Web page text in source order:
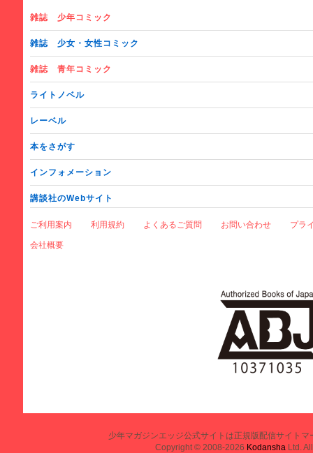
雑誌 少年コミック
雑誌 少女・女性コミック
雑誌 青年コミック
ライトノベル
レーベル
本をさがす
インフォメーション
講談社のWebサイト
ご利用案内 利用規約 よくあるご質問 お問い合わせ プラ
会社概要
少年マガジンエッジ公式サイトは正規版配信サイト
Copyright © 2008-2026 Kodansha Ltd.